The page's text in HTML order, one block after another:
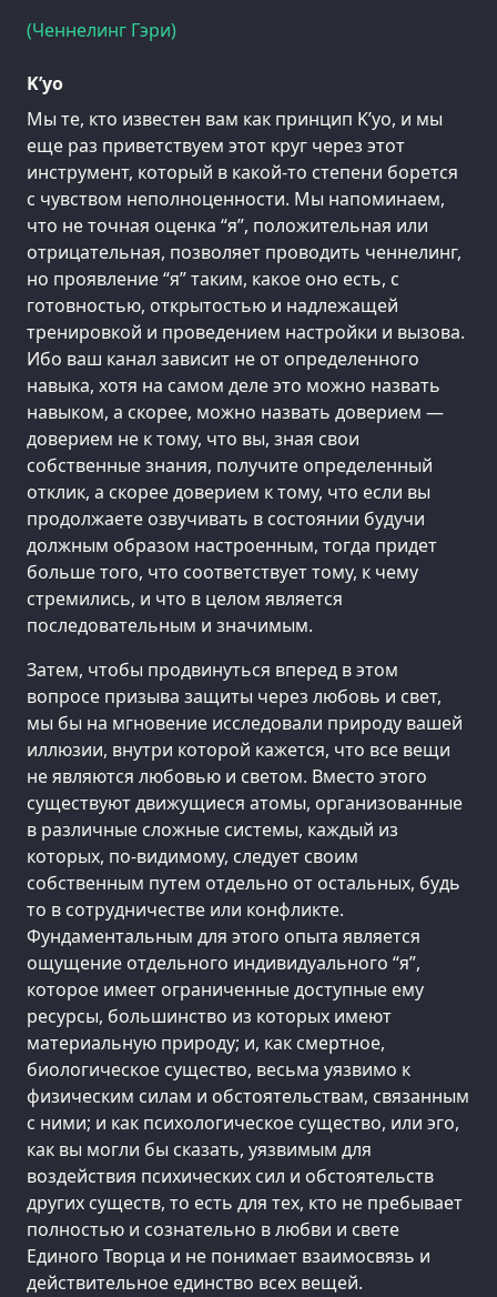
(Ченнелинг Гэри)
K’уо
Мы те, кто известен вам как принцип K’уо, и мы
еще раз приветствуем этот круг через этот
инструмент, который в какой-то степени борется
с чувством неполноценности. Мы напоминаем,
что не точная оценка “я”, положительная или
отрицательная, позволяет проводить ченнелинг,
но проявление “я” таким, какое оно есть, с
готовностью, открытостью и надлежащей
тренировкой и проведением настройки и вызова.
Ибо ваш канал зависит не от определенного
навыка, хотя на самом деле это можно назвать
навыком, а скорее, можно назвать доверием —
доверием не к тому, что вы, зная свои
собственные знания, получите определенный
отклик, а скорее доверием к тому, что если вы
продолжаете озвучивать в состоянии будучи
должным образом настроенным, тогда придет
больше того, что соответствует тому, к чему
стремились, и что в целом является
последовательным и значимым.
Затем, чтобы продвинуться вперед в этом
вопросе призыва защиты через любовь и свет,
мы бы на мгновение исследовали природу вашей
иллюзии, внутри которой кажется, что все вещи
не являются любовью и светом. Вместо этого
существуют движущиеся атомы, организованные
в различные сложные системы, каждый из
которых, по-видимому, следует своим
собственным путем отдельно от остальных, будь
то в сотрудничестве или конфликте.
Фундаментальным для этого опыта является
ощущение отдельного индивидуального “я”,
которое имеет ограниченные доступные ему
ресурсы, большинство из которых имеют
материальную природу; и, как смертное,
биологическое существо, весьма уязвимо к
физическим силам и обстоятельствам, связанным
с ними; и как психологическое существо, или эго,
как вы могли бы сказать, уязвимым для
воздействия психических сил и обстоятельств
других существ, то есть для тех, кто не пребывает
полностью и сознательно в любви и свете
Единого Творца и не понимает взаимосвязь и
действительное единство всех вещей.